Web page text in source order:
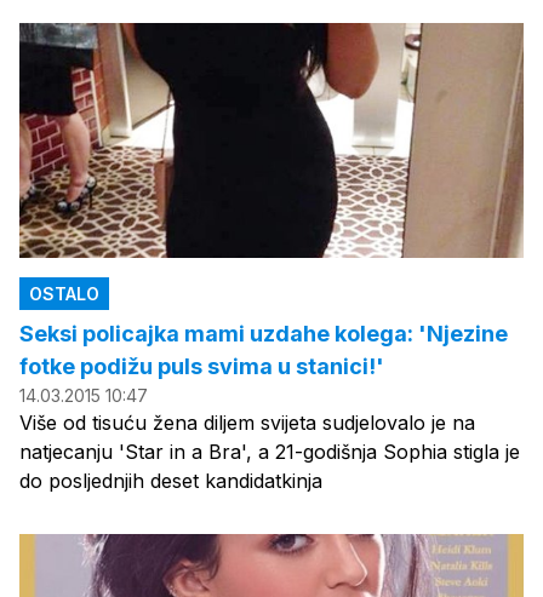
OSTALO
Seksi policajka mami uzdahe kolega: 'Njezine
fotke podižu puls svima u stanici!'
14.03.2015 10:47
Više od tisuću žena diljem svijeta sudjelovalo je na
natjecanju 'Star in a Bra', a 21-godišnja Sophia stigla je
do posljednjih deset kandidatkinja